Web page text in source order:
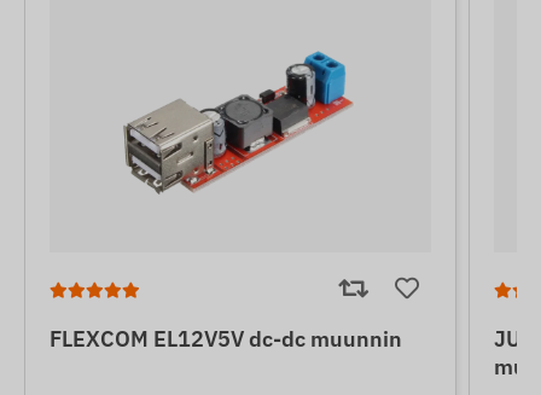
FLEXCOM EL12V5V dc-dc muunnin